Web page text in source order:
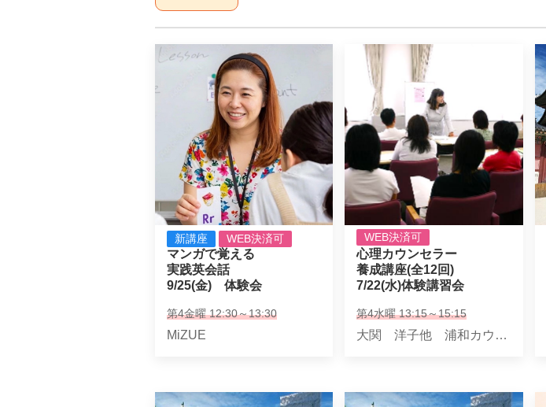
新講座 WEB決済可
マンガで覚える
実践英会話
9/25(金)　体験会
第4金曜 12:30～13:30
MiZUE
WEB決済可
心理カウンセラー
養成講座(全12回)
7/22(水)体験講習会
第4水曜 13:15～15:15
大関 洋子他 浦和カウンセリング研究所講師